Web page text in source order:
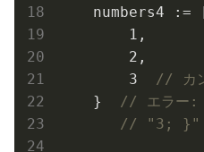
numbers4 :=
1 ,
2 ,
3
// カ
    }
// エラー:
// "3; }" と